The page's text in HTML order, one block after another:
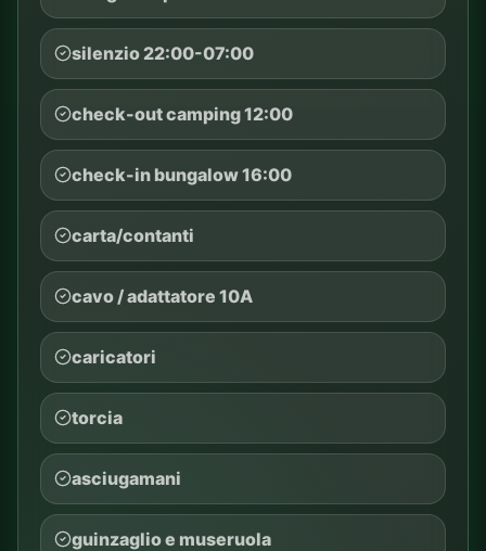
silenzio 22:00-07:00
check-out camping 12:00
check-in bungalow 16:00
carta/contanti
cavo / adattatore 10A
caricatori
torcia
asciugamani
guinzaglio e museruola